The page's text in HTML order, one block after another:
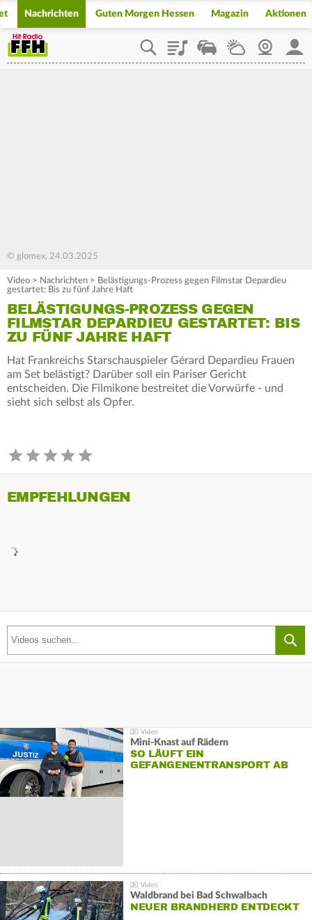
Nachrichten Guten Morgen Hessen Magazin Aktionen
PlaylistStaupilotWetterWebcam
© glomex, 24.03.2025
Video > Nachrichten > Belästigungs-Prozess gegen Filmstar Depardieu
gestartet: Bis zu fünf Jahre Haft
BELÄSTIGUNGS-PROZESS GEGEN
FILMSTAR DEPARDIEU GESTARTET: BIS
ZU FÜNF JAHRE HAFT
Hat Frankreichs Starschauspieler Gérard Depardieu Frauen
am Set belästigt? Darüber soll ein Pariser Gericht
entscheiden. Die Filmikone bestreitet die Vorwürfe - und
sieht sich selbst als Opfer.
EMPFEHLUNGEN
Mini-Knast auf Rädern
SO LÄUFT EIN
GEFANGENENTRANSPORT AB
Waldbrand bei Bad Schwalbach
NEUER BRANDHERD ENTDECKT